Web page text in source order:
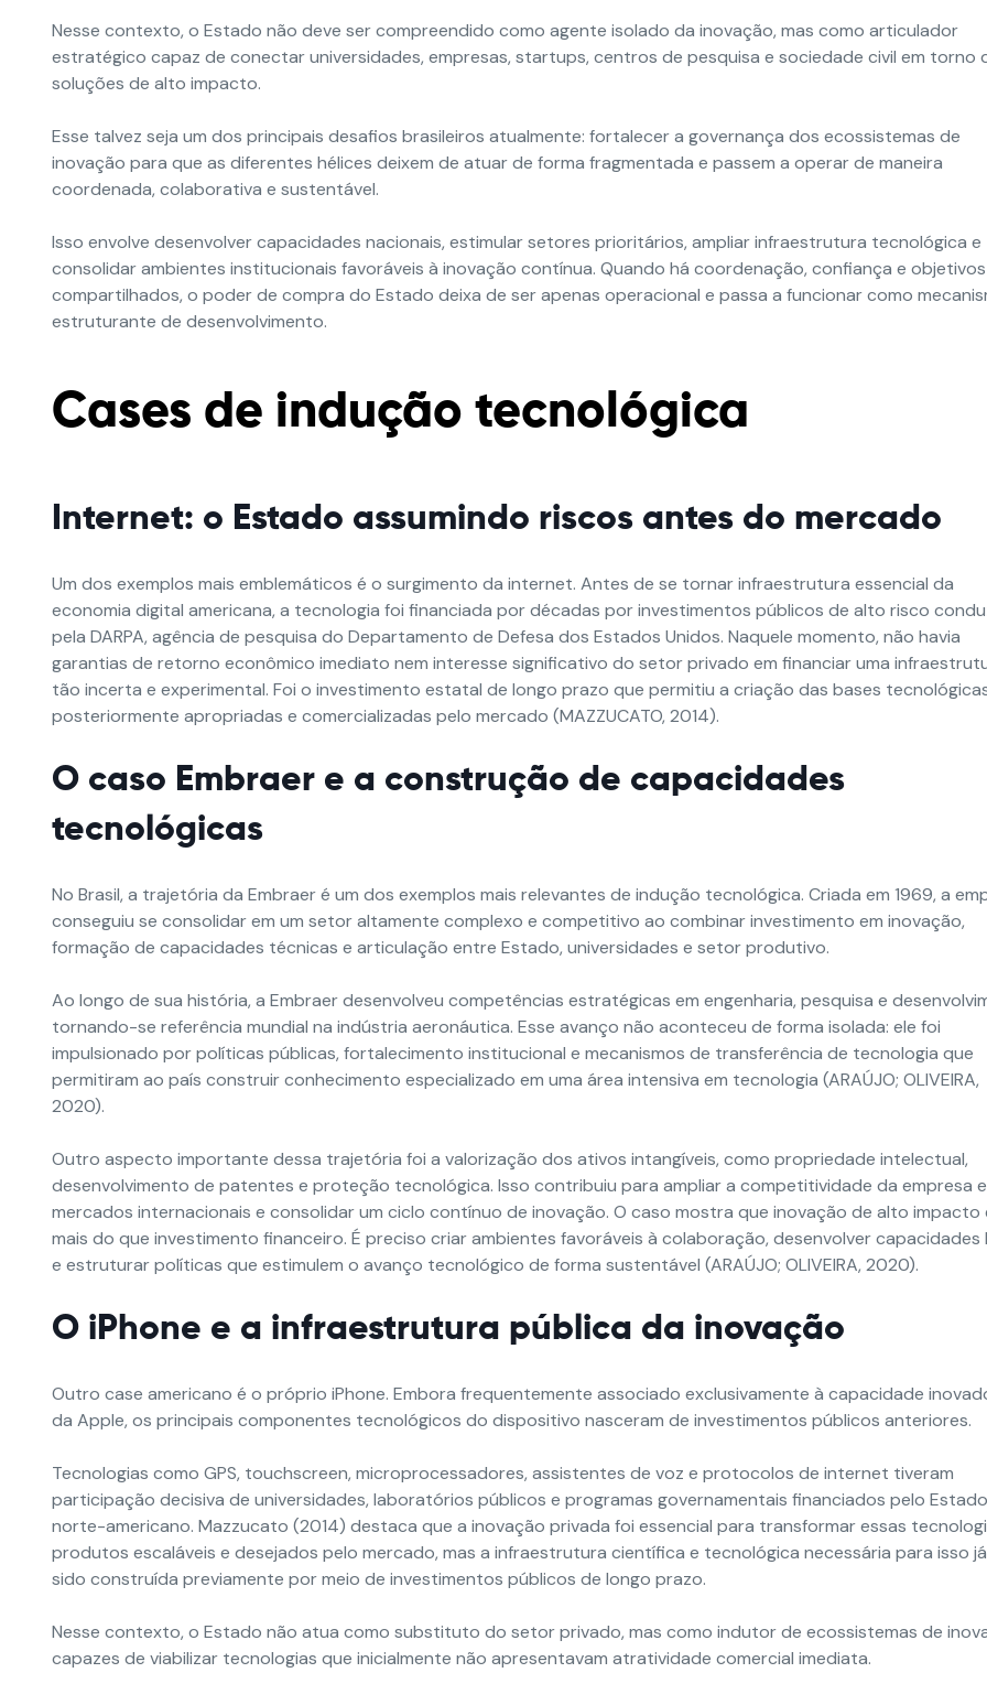
Nesse contexto, o Estado não deve ser compreendido como agente isolado da inovação, mas como articulador
estratégico capaz de conectar universidades, empresas, startups, centros de pesquisa e sociedade civil em torno
soluções de alto impacto.
Esse talvez seja um dos principais desafios brasileiros atualmente: fortalecer a governança dos ecossistemas de
inovação para que as diferentes hélices deixem de atuar de forma fragmentada e passem a operar de maneira
coordenada, colaborativa e sustentável.
Isso envolve desenvolver capacidades nacionais, estimular setores prioritários, ampliar infraestrutura tecnológica e
consolidar ambientes institucionais favoráveis à inovação contínua. Quando há coordenação, confiança e objetivos
compartilhados, o poder de compra do Estado deixa de ser apenas operacional e passa a funcionar como
estruturante de desenvolvimento.
Cases de indução tecnológica
Internet: o Estado assumindo riscos antes do mercado
Um dos exemplos mais emblemáticos é o surgimento da internet. Antes de se tornar infraestrutura essencial da
economia digital americana, a tecnologia foi financiada por décadas por investimentos públicos de alto risco
pela DARPA, agência de pesquisa do Departamento de Defesa dos Estados Unidos. Naquele momento, não havia
garantias de retorno econômico imediato nem interesse significativo do setor privado em financiar uma
tão incerta e experimental. Foi o investimento estatal de longo prazo que permitiu a criação das bases
posteriormente apropriadas e comercializadas pelo mercado (MAZZUCATO, 2014).
O caso Embraer e a construção de capacidades
tecnológicas
No Brasil, a trajetória da Embraer é um dos exemplos mais relevantes de indução tecnológica. Criada em 1969, a
conseguiu se consolidar em um setor altamente complexo e competitivo ao combinar investimento em inovação,
formação de capacidades técnicas e articulação entre Estado, universidades e setor produtivo.
Ao longo de sua história, a Embraer desenvolveu competências estratégicas em engenharia, pesquisa e
tornando-se referência mundial na indústria aeronáutica. Esse avanço não aconteceu de forma isolada: ele foi
impulsionado por políticas públicas, fortalecimento institucional e mecanismos de transferência de tecnologia que
permitiram ao país construir conhecimento especializado em uma área intensiva em tecnologia (ARAÚJO; OLIVEIRA,
2020).
Outro aspecto importante dessa trajetória foi a valorização dos ativos intangíveis, como propriedade intelectual,
desenvolvimento de patentes e proteção tecnológica. Isso contribuiu para ampliar a competitividade da empresa
mercados internacionais e consolidar um ciclo contínuo de inovação. O caso mostra que inovação de alto impacto
mais do que investimento financeiro. É preciso criar ambientes favoráveis à colaboração, desenvolver capacidades
e estruturar políticas que estimulem o avanço tecnológico de forma sustentável (ARAÚJO; OLIVEIRA, 2020).
O iPhone e a infraestrutura pública da inovação
Outro case americano é o próprio iPhone. Embora frequentemente associado exclusivamente à capacidade
da Apple, os principais componentes tecnológicos do dispositivo nasceram de investimentos públicos anteriores.
Tecnologias como GPS, touchscreen, microprocessadores, assistentes de voz e protocolos de internet tiveram
participação decisiva de universidades, laboratórios públicos e programas governamentais financiados pelo Estado
norte-americano. Mazzucato (2014) destaca que a inovação privada foi essencial para transformar essas
produtos escaláveis e desejados pelo mercado, mas a infraestrutura científica e tecnológica necessária para isso
sido construída previamente por meio de investimentos públicos de longo prazo.
Nesse contexto, o Estado não atua como substituto do setor privado, mas como indutor de ecossistemas de
capazes de viabilizar tecnologias que inicialmente não apresentavam atratividade comercial imediata.